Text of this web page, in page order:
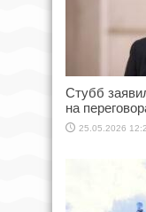
Стубб
на
25.05.2026